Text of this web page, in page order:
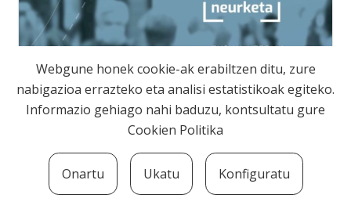
Webgune honek cookie-ak erabiltzen ditu, zure
nabigazioa errazteko eta analisi estatistikoak egiteko.
Informazio gehiago nahi baduzu, kontsultatu gure
Cookien Politika
Onartu Ukatu Konfiguratu